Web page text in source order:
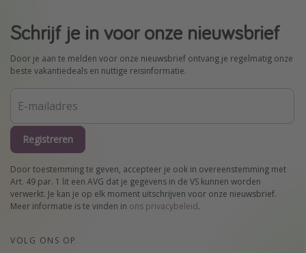
Schrijf je in voor onze nieuwsbrief
Door je aan te melden voor onze nieuwsbrief ontvang je regelmatig onze
beste vakantiedeals en nuttige reisinformatie.
Registreren
Door toestemming te geven, accepteer je ook in overeenstemming met
Art. 49 par. 1 lit een AVG dat je gegevens in de VS kunnen worden
verwerkt. Je kan je op elk moment uitschrijven voor onze nieuwsbrief.
Meer informatie is te vinden in ons privacybeleid.
VOLG ONS OP